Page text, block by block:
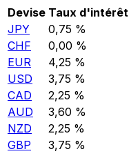
Devise Taux d'intérêt
JPY
0,75 %
CHF
0,00 %
EUR
4,25 %
USD
3,75 %
CAD
2,25 %
AUD
3,60 %
NZD
2,25 %
GBP
3,75 %